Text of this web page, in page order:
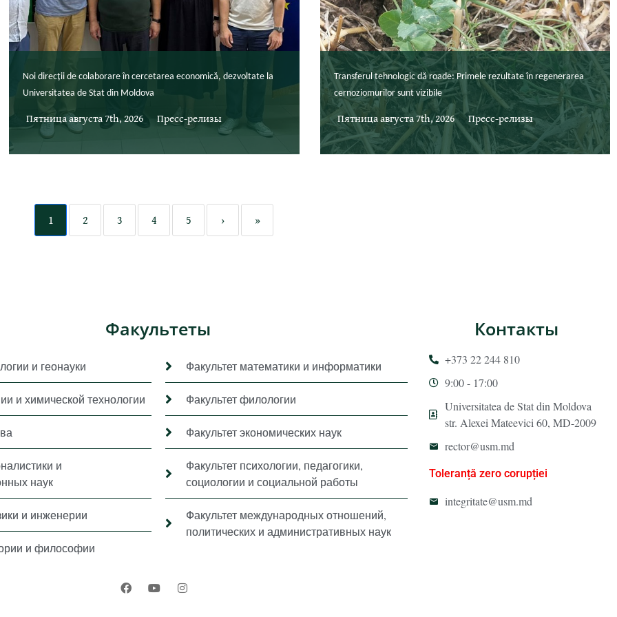
Noi direcții de colaborare în cercetarea economică, dezvoltate la
Universitatea de Stat din Moldova
Пятница августа 7th, 2026 Пресс-релизы
Transferul tehnologic dă roade: Primele rezultate în regenerarea
cernoziomurilor sunt vizibile
Пятница августа 7th, 2026 Пресс-релизы
1 2 3 4 5 › »
Факультеты
и геонауки
и химической технологии
и
наук
и инженерии
и философии
Факультет математики и информатики
Факультет филологии
Факультет экономических наук
Факультет психологии, педагогики,
социологии и социальной работы
Факультет международных отношений,
политических и административных наук
Контакты
+373 22 244 810
9:00 - 17:00
Universitatea de Stat din Moldova
str. Alexei Mateevici 60, MD-2009
rector@usm.md
Toleranță zero corupției
integritate@usm.md